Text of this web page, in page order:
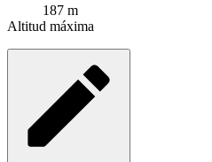
187 m
Altitud máxima